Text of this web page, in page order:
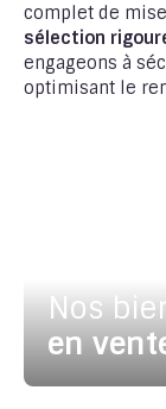
complet de
sélection
engageons à
optimisant le
Nos
en